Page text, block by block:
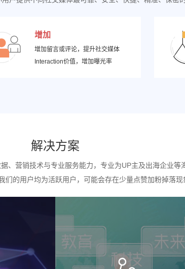
增加
增加留言或评论，提升社交媒体
Interaction价值，增加曝光率
解决方案
、营销技术与专业服务能力，专业为UP主及出海企业等
们的用户均为活跃用户，可能会存在少量点赞加粉掉落现